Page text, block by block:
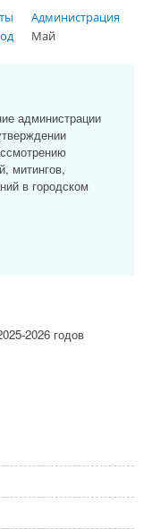
Администрация
Май
администрации
митингов,
в городском
2026 годов